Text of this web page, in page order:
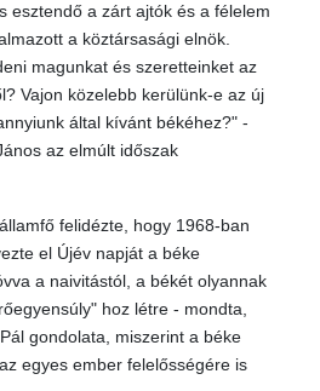
esztendő a zárt ajtók és a félelem
a köztársasági elnök.
magunkat és szeretteinket az
Vajon közelebb kerülünk-e az új
által kívánt békéhez?" -
az elmúlt időszak
felidézte, hogy 1968-ban
el Újév napját a béke
a naivitástól, a békét olyannak
hoz létre - mondta,
gondolata, miszerint a béke
egyes ember felelősségére is